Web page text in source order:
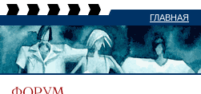
ГЛАВНАЯ